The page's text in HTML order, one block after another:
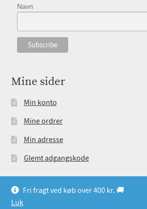
Fri fragt ved køb over 400 kr. 🚚
Luk
Navn
Mine sider
Min konto
Mine ordrer
Min adresse
Glemt adgangskode